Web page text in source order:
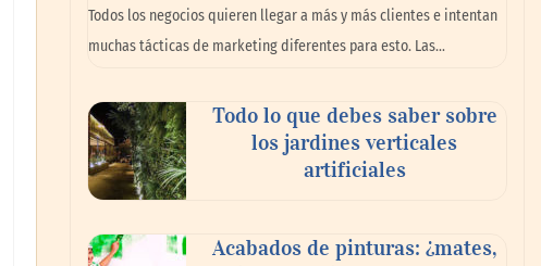
Todos los negocios quieren llegar a más y más clientes e intentan
muchas tácticas de marketing diferentes para esto. Las…
Todo lo que debes saber sobre
los jardines verticales
artificiales
Acabados de pinturas: ¿mates,